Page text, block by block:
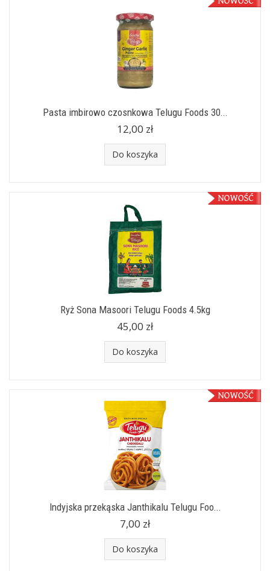
Pasta imbirowo czosnkowa Telugu Foods 30...
12,00 zł
Do koszyka
Ryż Sona Masoori Telugu Foods 4.5kg
45,00 zł
Do koszyka
Indyjska przekąska Janthikalu Telugu Foo...
7,00 zł
Do koszyka